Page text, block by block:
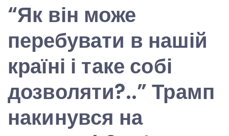
“Як він може
перебувати в нашій
країні і таке собі
дозволяти?..” Трамп
накинувся на